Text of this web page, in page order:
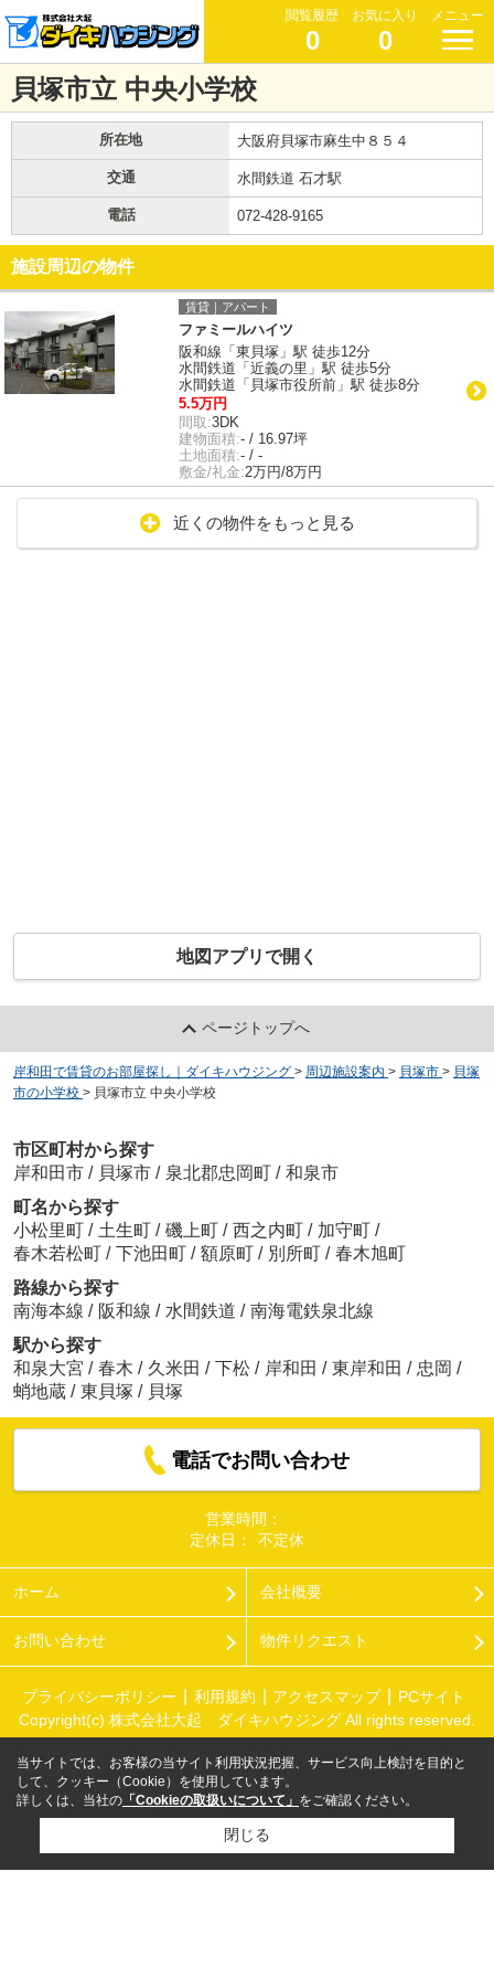
閲覧履歴
0
お気に入り
0
メニュー
貝塚市立 中央小学校
所在地 大阪府貝塚市麻生中８５４
交通 水間鉄道 石才駅
電話 072-428-9165
施設周辺の物件
賃貸｜アパート
ファミールハイツ
阪和線「東貝塚」駅 徒歩12分
水間鉄道「近義の里」駅 徒歩5分
水間鉄道「貝塚市役所前」駅 徒歩8分
5.5万円
間取:3DK
建物面積:- / 16.97坪
土地面積:- / -
敷金/礼金:2万円/8万円
近くの物件をもっと見る
地図アプリで開く
ページトップへ
岸和田で賃貸のお部屋探し｜ダイキハウジング > 周辺施設案内 > 貝塚市 > 貝塚
市の小学校 > 貝塚市立 中央小学校
市区町村から探す
岸和田市 / 貝塚市 / 泉北郡忠岡町 / 和泉市
町名から探す
小松里町 / 土生町 / 磯上町 / 西之内町 / 加守町 /
春木若松町 / 下池田町 / 額原町 / 別所町 / 春木旭町
路線から探す
南海本線 / 阪和線 / 水間鉄道 / 南海電鉄泉北線
駅から探す
和泉大宮 / 春木 / 久米田 / 下松 / 岸和田 / 東岸和田 / 忠岡 /
蛸地蔵 / 東貝塚 / 貝塚
電話でお問い合わせ
営業時間：
定休日：
不定休
ホーム 会社概要
お問い合わせ 物件リクエスト
プライバシーポリシー 利用規約 アクセスマップ
PCサイト
Copyright(c) 株式会社大起 ダイキハウジング All rights reserved.
当サイトでは、お客様の当サイト利用状況把握、サービス向上検討を目的と
して、クッキー（Cookie）を使用しています。
詳しくは、当社の 「Cookieの取扱いについて」 をご確認ください。
閉じる